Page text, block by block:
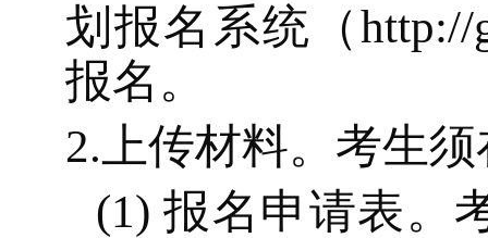
划报名系统（http://
报名。
2.上传材料。考生
(1)报名申请表。